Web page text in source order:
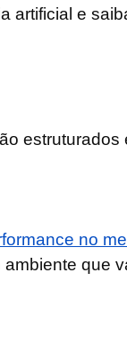
artificial e
no
que